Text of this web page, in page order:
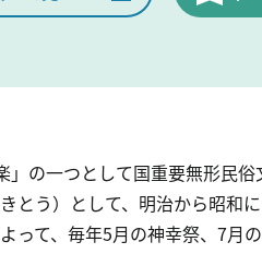
」の一つとして国重要無形民
とう）として、明治から昭和
って、毎年5月の神幸祭、7月